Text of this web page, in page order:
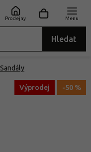
Hledat
Prodejny Menu
Sandály
-50 %
Výprodej